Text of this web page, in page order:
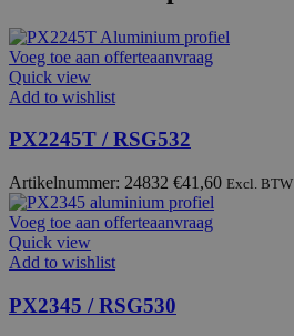
Voeg toe aan offerteaanvraag
Quick view
Add to wishlist
PX2245T / RSG532
Artikelnummer: 24832 €41,60 Excl. BTW
Voeg toe aan offerteaanvraag
Quick view
Add to wishlist
PX2345 / RSG530